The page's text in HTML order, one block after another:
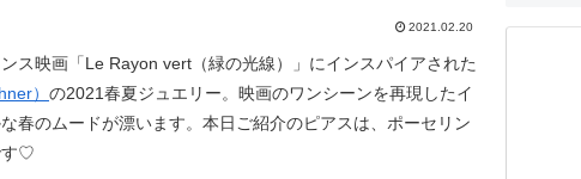
2021.02.20
ス映画「Le Rayon vert（緑の光線）」にインスパイアされた
） の2021春夏ジュエリー。映画のワンシーンを再現したイ
春のムードが漂います。本日ご紹介のピアスは、ポーセリン
す♡